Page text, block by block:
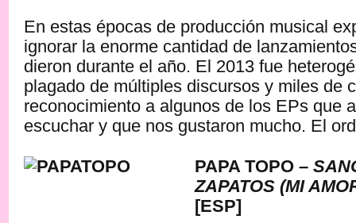
En estas épocas de producción musical
ignorar la enorme cantidad de
dieron durante el año. El 2013 fue
plagado de múltiples discursos y miles de
reconocimiento a algunos de los EPs que
escuchar y que nos gustaron mucho. El
PAPA TOPO –
ZAPATOS (MI
[ESP]